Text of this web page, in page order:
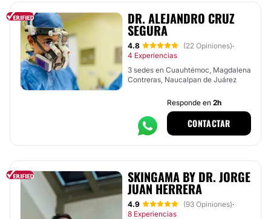
DR. ALEJANDRO CRUZ
SEGURA
4.8 (22 Opiniones)·
4 Experiencias
3 sedes en Cuauhtémoc, Magdalena
Contreras, Naucalpan de Juárez
Responde en 2h
CONTACTAR
SKINGAMA BY DR. JORGE
JUAN HERRERA
4.9 (93 Opiniones)·
8 Experiencias